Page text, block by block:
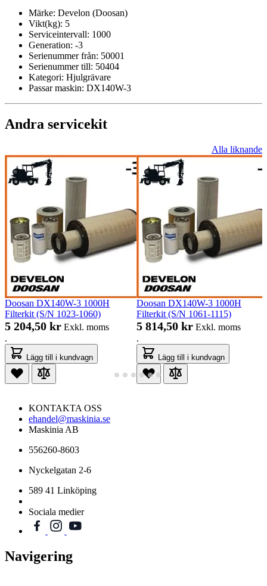
Märke: Develon (Doosan)
Vikt(kg): 5
Serviceintervall: 1000
Generation: -3
Serienummer från: 50001
Serienummer till: 50404
Kategori: Hjulgrävare
Passar maskin: DX140W-3
Andra servicekit
Alla liknande
Doosan DX140W-3 1000H
Filterkit (S/N 1023-1060)
5 204,50 kr Exkl. moms
.
Lägg till i kundvagn
Doosan DX140W-3 1000H
Filterkit (S/N 1061-1115)
5 814,50 kr Exkl. moms
.
Lägg till i kundvagn
KONTAKTA OSS
ehandel@maskinia.se
Maskinia AB
556260-8603
Nyckelgatan 2-6
589 41 Linköping
Sociala medier
Navigering